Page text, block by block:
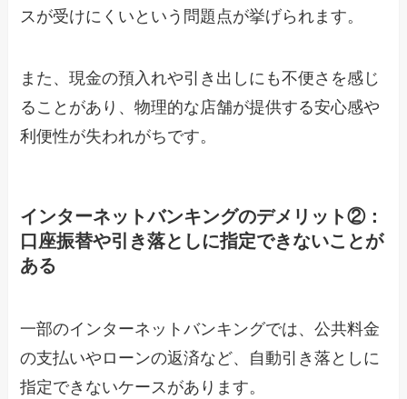
スが受けにくいという問題点が挙げられます。
また、現金の預入れや引き出しにも不便さを感じ
ることがあり、物理的な店舗が提供する安心感や
利便性が失われがちです。
インターネットバンキングのデメリット②：
口座振替や引き落としに指定できないことが
ある
一部のインターネットバンキングでは、公共料金
の支払いやローンの返済など、自動引き落としに
指定できないケースがあります。